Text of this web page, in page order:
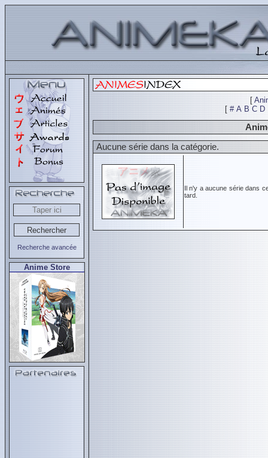
Recherche avancée
Anime Store
[
[ # A B C D
Aucune série dans la catégorie.
Il n'y a aucune série dans
tard.